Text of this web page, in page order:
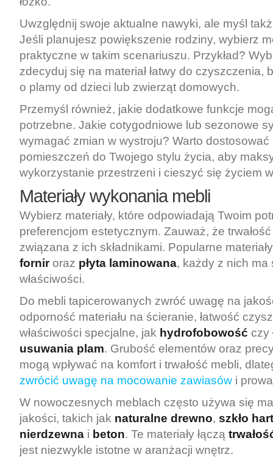
Uwzględnij swoje aktualne nawyki, ale myśl
Jeśli planujesz powiększenie rodziny, wybierz
praktyczne w takim scenariuszu. Przykład?
zdecyduj się na materiał łatwy do czyszczenia,
o plamy od dzieci lub zwierząt domowych.
Przemyśl również, jakie dodatkowe funkcje
potrzebne. Jakie cotygodniowe lub sezonowe
wymagać zmian w wystroju? Warto dostosować
pomieszczeń do Twojego stylu życia, aby
wykorzystanie przestrzeni i cieszyć się życiem
Materiały wykonania mebli
Wybierz materiały, które odpowiadają Twoim
preferencjom estetycznym. Zauważ, że
związana z ich składnikami. Popularne
forniroraz płyta laminowana, każdy z nich ma
właściwości.
Do mebli tapicerowanych zwróć uwagę na
odporność materiału na ścieranie, łatwość
właściwości specjalne, jak hydrofobowość czy
usuwania plam. Grubość elementów oraz
mogą wpływać na komfort i trwałość mebli,
zwrócić uwagę na mocowanie zawiasów i
W nowoczesnych meblach często używa się
jakości, takich jak naturalne drewno, szkło
nierdzewna i beton. Te materiały łączą
jest niezwykle istotne w aranżacji wnętrz.